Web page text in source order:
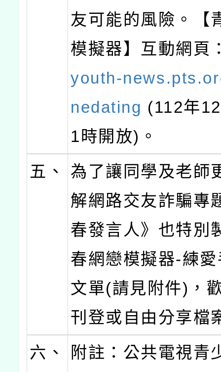
友可能的風險。【
模擬器】互動網頁
youth-
nedating (112年
1時開放)。
五、
為了讓同學及老師
解網路交友詐騙專
春發言人》也特別
春網戀模擬器-練
文單(請見附件)，
刊登或自由分享檔
六、
附註：公共電視青